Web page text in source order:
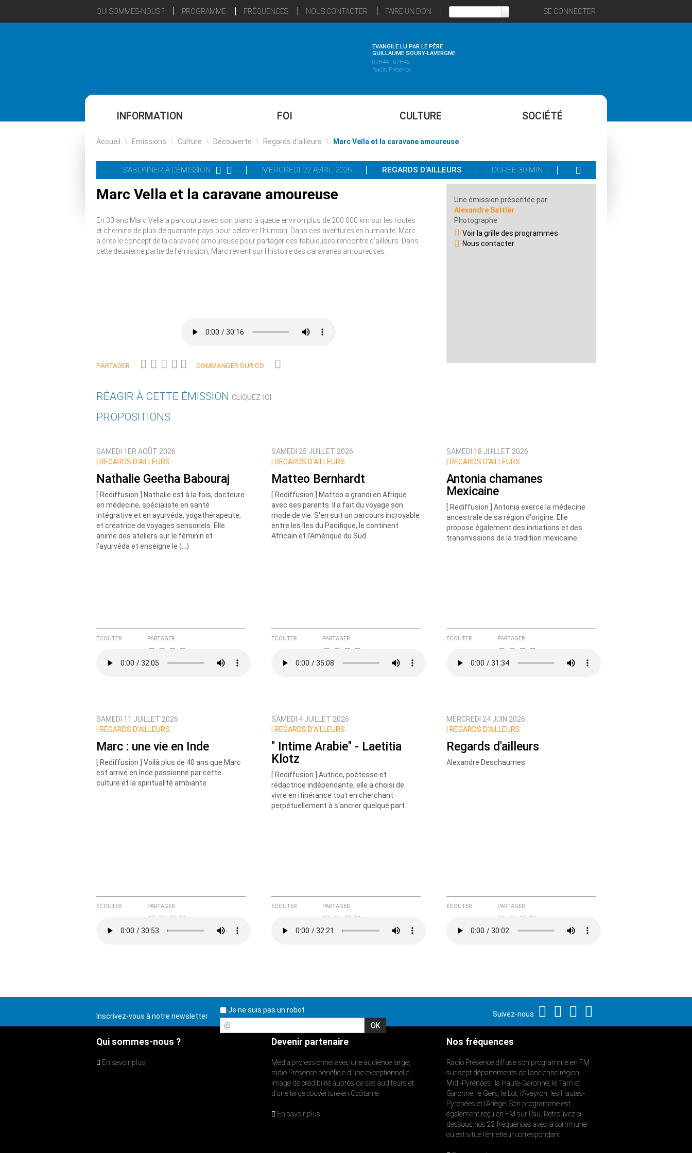
QUI SOMMES-NOUS ? PROGRAMME FRÉQUENCES NOUS CONTACTER FAIRE UN DON SE CONNECTER
EVANGILE LU PAR LE PÈRE
GUILLAUME SOURY-LAVERGNE
07H44 - 07H46
Radio Présence
INFORMATION FOI CULTURE SOCIÉTÉ
Accueil \ Emissions \ Culture \ Découverte \ Regards d’ailleurs \ Marc Vella et la caravane amoureuse
S'ABONNER À L'ÉMISSION MERCREDI 22 AVRIL 2026 REGARDS D’AILLEURS DURÉE 30 MIN
Marc Vella et la caravane amoureuse
En 30 ans Marc Vella a parcouru avec son piano à queue environ plus de 200 000 km sur les routes
et chemins de plus de quarante pays pour célébrer l'humain. Dans ces aventures en humanité, Marc
a crée le concept de la caravane amoureuse pour partager ces fabuleuses rencontre d'ailleurs. Dans
cette deuxième partie de l'émission, Marc revient sur l'histoire des caravanes amoureuses.
PARTAGER COMMANDER SUR CD
Une émission présentée par
Alexandre Sattler
Photographe
Voir la grille des programmes
Nous contacter
RÉAGIR À CETTE ÉMISSION CLIQUEZ ICI
Nom
Courriel (non publié)
Ajoutez votre commentaire ici
Prévenez-moi de tous les nouveaux commentaires de cette discussion par email
PROPOSITIONS
SAMEDI 1ER AOÛT 2026
REGARDS D’AILLEURS
Nathalie Geetha Babouraj
[ Rediffusion ] Nathalie est à la fois, docteure
en médecine, spécialiste en santé
intégrative et en ayurvéda, yogathérapeute,
et créatrice de voyages sensoriels. Elle
anime des ateliers sur le féminin et
l'ayurvéda et enseigne le (…)
ÉCOUTER PARTAGER
SAMEDI 25 JUILLET 2026
REGARDS D’AILLEURS
Matteo Bernhardt
[ Rediffusion ] Matteo a grandi en Afrique
avec ses parents. Il a fait du voyage son
mode de vie. S'en suit un parcours incroyable
entre les îles du Pacifique, le continent
Africain et l'Amérique du Sud
ÉCOUTER PARTAGER
SAMEDI 18 JUILLET 2026
REGARDS D’AILLEURS
Antonia chamanes
Mexicaine
[ Rediffusion ] Antonia exerce la médecine
ancestrale de sa région d'origine. Elle
propose également des initiations et des
transmissions de la tradition mexicaine.
ÉCOUTER PARTAGER
SAMEDI 11 JUILLET 2026
REGARDS D’AILLEURS
Marc : une vie en Inde
[ Rediffusion ] Voilà plus de 40 ans que Marc
est arrivé en Inde passionné par cette
culture et la spiritualité ambiante
ÉCOUTER PARTAGER
SAMEDI 4 JUILLET 2026
REGARDS D’AILLEURS
" Intime Arabie" - Laetitia
Klotz
[ Rediffusion ] Autrice, poétesse et
rédactrice indépendante, elle a choisi de
vivre en itinérance tout en cherchant
perpétuellement à s'ancrer quelque part.
ÉCOUTER PARTAGER
MERCREDI 24 JUIN 2026
REGARDS D’AILLEURS
Regards d'ailleurs
Alexandre Deschaumes
ÉCOUTER PARTAGER
Inscrivez-vous à notre newsletter
Je ne suis pas un robot
@
Suivez-nous
Qui sommes-nous ?
En savoir plus
Devenir partenaire
Média professionnel avec une audience large,
radio Présence bénéficie d’une exceptionnelle
image de crédibilité auprès de ses auditeurs et
d’une large couverture en Occitanie.
En savoir plus
Nos fréquences
Radio Présence diffuse son programme en FM
sur sept départements de l’ancienne région
Midi-Pyrénées : la Haute-Garonne, le Tarn et
Garonne, le Gers, le Lot, l’Aveyron, les Hautes-
Pyrénées et l’Ariège. Son programme est
également reçu en FM sur Pau. Retrouvez ci-
dessous nos 22 fréquences avec la commune
où est situé l’émetteur correspondant.